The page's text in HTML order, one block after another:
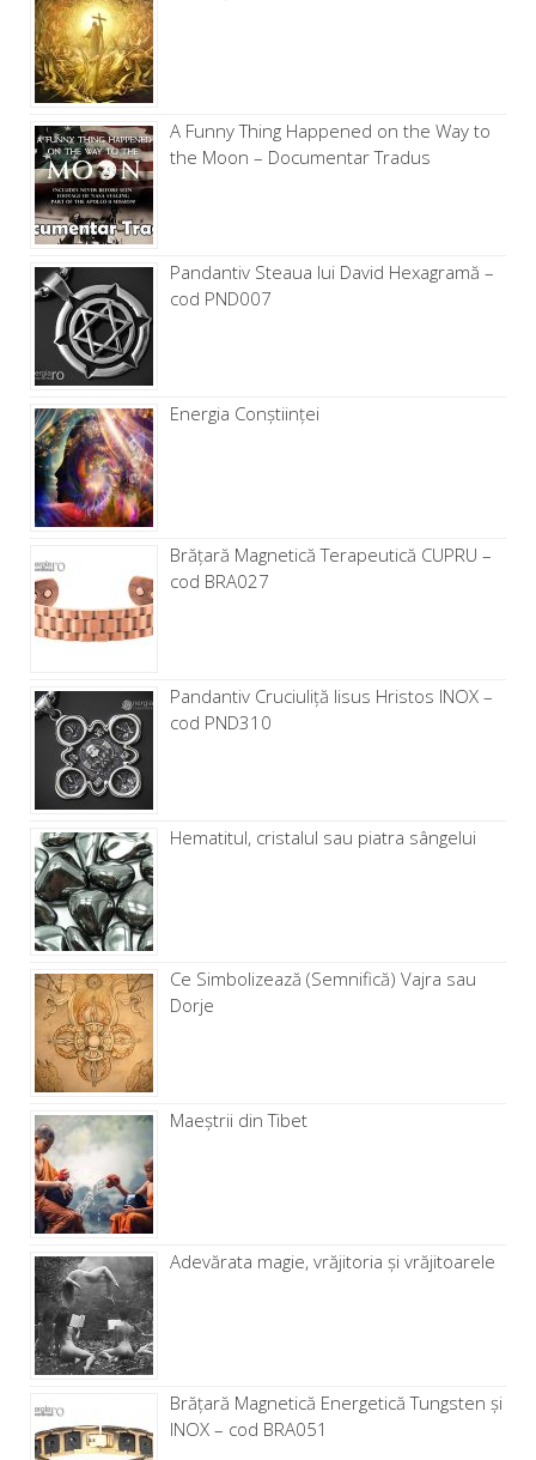
A Funny Thing Happened on the Way to
the Moon – Documentar Tradus
Pandantiv Steaua lui David Hexagramă –
cod PND007
Energia Conștiinței
Brăţară Magnetică Terapeutică CUPRU –
cod BRA027
Pandantiv Cruciuliță Iisus Hristos INOX –
cod PND310
Hematitul, cristalul sau piatra sângelui
Ce Simbolizează (Semnifică) Vajra sau
Dorje
Maeștrii din Tibet
Adevărata magie, vrăjitoria și vrăjitoarele
Brăţară Magnetică Energetică Tungsten și
INOX – cod BRA051